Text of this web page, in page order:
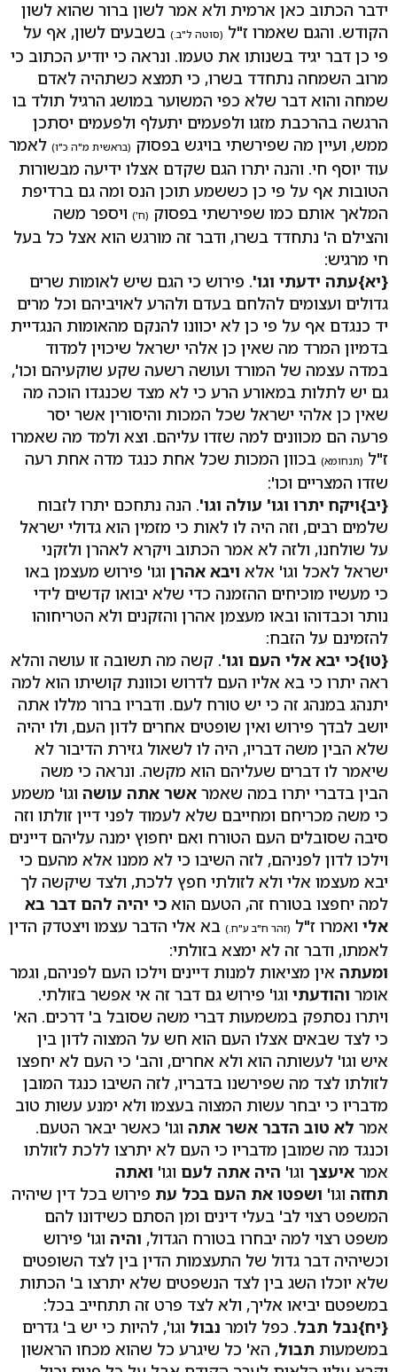
ידבר הכתוב כאן ארמית ולא אמר לשון ברור שהוא לשון
הקודש. והגם שאמרו ז"ל (סוטה ל"ב.) בשבעים לשון, אף על
פי כן דבר יגיד בשנותו את טעמו. ונראה כי יודיע הכתוב כי
מרוב השמחה נתחדד בשרו, כי תמצא כשתהיה לאדם
שמחה והוא דבר שלא כפי המשוער במושג הרגיל תולד בו
הרגשה בהרכבת מזגו ולפעמים יתעלף ולפעמים יסתכן
ממש, ועיין מה שפירשתי בויגש בפסוק (בראשית מ"ה כ"ו) לאמר
עוד יוסף חי. והנה יתרו הגם שקדם אצלו ידיעה מבשורות
הטובות אף על פי כן כששמע תוכן הנס ומה גם ברדיפת
המלאך אותם כמו שפירשתי בפסוק (ח') ויספר משה
והצילם ה' נתחדד בשרו, ודבר זה מורגש הוא אצל כל בעל
חי מרגיש:
{יא}עתה ידעתי וגו'. פירוש כי הגם שיש לאומות שרים
גדולים ועצומים להלחם בעדם ולהרע לאויביהם וכל מרים
יד כנגדם אף על פי כן לא יכוונו להנקם מהאומות הנגדיית
בדמיון המרד מה שאין כן אלהי ישראל שיכוין למדוד
במדה עצמה של המורד ועושה רשעה שקע שוקעיהם וכו',
גם יש לתלות במאורע הרע כי לא מצד שכנגדו הוכה מה
שאין כן אלהי ישראל שכל המכות והיסורין אשר יסר
פרעה הם מכוונים למה שזדו עליהם. וצא ולמד מה שאמרו
ז"ל (תנחומא) בכוון המכות שכל אחת כנגד מדה אחת רעה
שזדו המצריים וכו':
{יב}ויקח יתרו וגו' עולה וגו'. הנה נתחכם יתרו לזבוח
שלמים רבים, וזה היה לו לאות כי מזמין הוא גדולי ישראל
על שולחנו, ולזה לא אמר הכתוב ויקרא לאהרן ולזקני
ישראל לאכל וגו' אלא ויבא אהרן וגו' פירוש מעצמן באו
כי מעשיו מוכיחים ההזמנה כדי שלא יבואו קדשים לידי
נותר וכבדוהו ובאו מעצמן אהרן והזקנים ולא הטריחוהו
להזמינם על הזבח:
{טו}כי יבא אלי העם וגו'. קשה מה תשובה זו עושה והלא
ראה יתרו כי בא אליו העם לדרוש וכוונת קושיתו הוא למה
יתנהג במנהג זה כי יש טורח לעם. ודבריו ברור מללו אתה
יושב לבדך פירוש ואין שופטים אחרים לדון העם, ולו יהיה
שלא הבין משה דבריו, היה לו לשאול גזירת הדיבור לא
שיאמר לו דברים שעליהם הוא מקשה. ונראה כי משה
הבין בדברי יתרו במה שאמר אשר אתה עושה וגו' משמע
כי משה מכריחם ומחייבם שלא לעמוד לפני דיין זולתו וזה
סיבה שסובלים העם הטורח ואם יחפוץ ימנה עליהם דיינים
וילכו לדון לפניהם, לזה השיבו כי לא ממנו אלא מהעם כי
יבא מעצמו אלי ולא לזולתי חפץ ללכת, ולצד שיקשה לך
למה יחפצו בטורח זה, הטעם הוא כי יהיה להם דבר בא
אלי ואמרו ז"ל (זהר ח"ב ע"ח.) בא אלי הדבר עצמו ויצטדק הדין
לאמתו, ודבר זה לא ימצא בזולתי:
ומעתה אין מציאות למנות דיינים וילכו העם לפניהם, וגמר
אומר והודעתי וגו' פירוש גם דבר זה אי אפשר בזולתי.
ויתרו נסתפק במשמעות דברי משה שסובל ב' דרכים. הא'
כי לצד שבאים אצלו העם הוא חש על המצוה לדון בין
איש וגו' לעשותה הוא ולא אחרים, והב' כי העם לא יחפצו
לזולתו לצד מה שפירשנו בדבריו, לזה השיבו כנגד המובן
מדבריו כי יבחר עשות המצוה בעצמו ולא ימנע עשות טוב
אמר לא טוב הדבר אשר אתה וגו' כאשר יבאר הטעם.
וכנגד מה שמובן מדבריו כי העם לא יתרצו ללכת לזולתו
אמר איעצך וגו' היה אתה לעם וגו' ואתה
תחזה וגו' ושפטו את העם בכל עת פירוש בכל דין שיהיה
המשפט רצוי לב' בעלי דינים ומן הסתם כשידונו להם
משפט רצוי למה יבחרו בטורח הגדול, והיה וגו' פירוש
וכשיהיה דבר גדול של התעצמות הדין בין לצד השופטים
שלא יוכלו השג בין לצד הנשפטים שלא יתרצו ב' הכתות
במשפטם יביאו אליך, ולא לצד פרט זה תתחייב בכל:
{יח}נבל תבל. כפל לומר נבול וגו', להיות כי יש ב' גדרים
במשמעות תבול, הא' כל שיגרע כל שהוא מכחו הראשון